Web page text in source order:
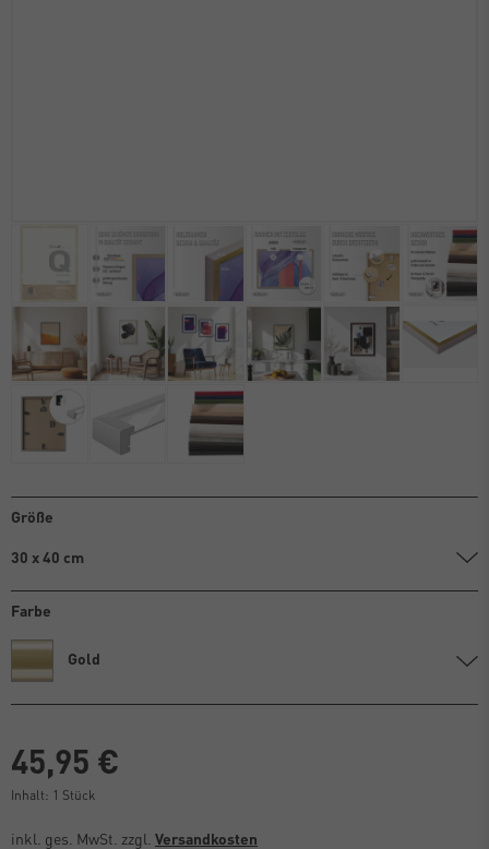
Größe
30 x 40 cm
Farbe
Gold
45,95 €
Inhalt: 1 Stück
inkl. ges. MwSt. zzgl. Versandkosten